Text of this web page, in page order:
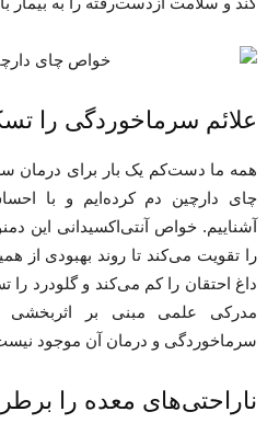
علائم سرماخوردگی را
همه ما دست‌کم یک بار برای درمان
چای دارچین دم کرده‌ایم و با
آشناییم. خواص آنتی‌اکسیدانی این
را تقویت می‌کند تا روند بهبودی از
داغ احتقان را کم می‌کند و گلودرد را
مدرکی علمی مبنی بر اثربخشی
سرماخوردگی و درمان آن موجود
ناراحتی‌های معده را